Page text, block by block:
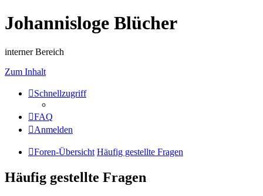
Johannisloge Blücher
interner Bereich
Zum Inhalt
Schnellzugriff
FAQ
Anmelden
Foren-Übersicht Häufig gestellte Fragen
Häufig gestellte Fragen